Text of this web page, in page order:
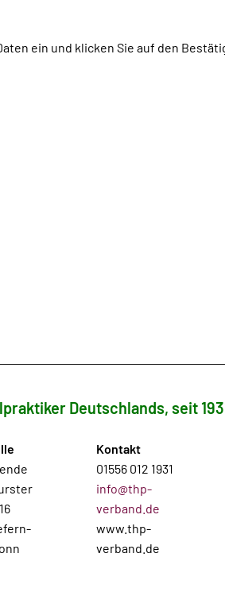
ein und klicken Sie auf den
Deutschlands, seit
Kontakt
01556 012 1931
info@thp-
verband.de
www.thp-
verband.de